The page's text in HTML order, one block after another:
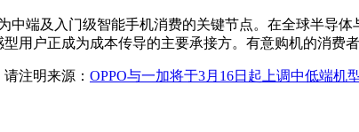
中端及入门级智能手机消费的关键节点。在全球半导
用户正成为成本传导的主要承接方。有意购机的消费
注明来源： OPPO与一加将于3月16日起上调中低端机